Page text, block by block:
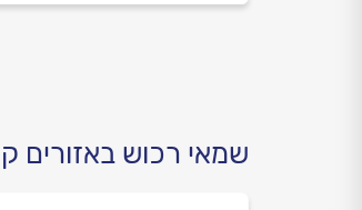
מקרקעין, איך מתנהלים מולו
שמאי רכוש באזורים